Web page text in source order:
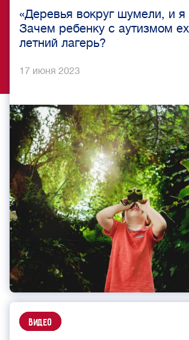
«Деревья вокруг шумели, и я
Зачем ребенку с аутизмом
летний лагерь?
17 июня 2023
Видео